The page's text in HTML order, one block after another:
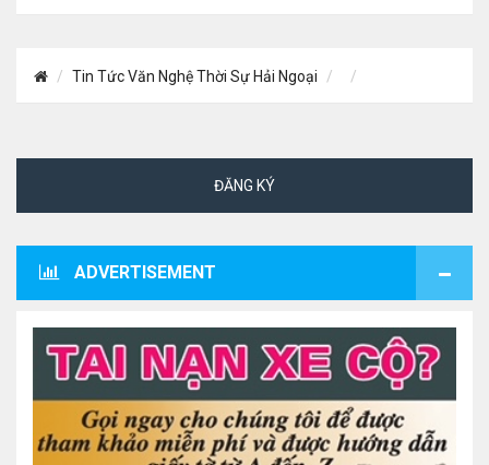
Tin Tức Văn Nghệ Thời Sự Hải Ngoại
ĐĂNG KÝ
ADVERTISEMENT